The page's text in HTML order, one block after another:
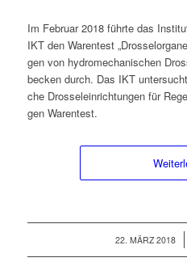
Im Feb­ru­ar 2018 führte das
IKT den War­entest
gen von hydro­mech­anis­chen
beck­en durch. Das IKT
che Drosse­lein­rich­tun­gen für
gen Warentest.
22. MÄRZ 2018
/